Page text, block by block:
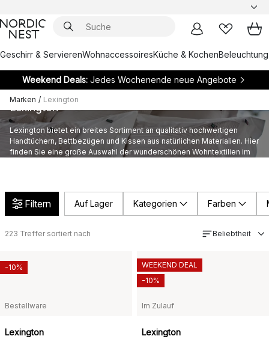
Geschirr & ServierenWohnaccessoiresKüche & KochenBeleuchtung
Weekend Deals:Jedes Wochenende neue Angebote
Marken / Lexington
Lexington
Lexington bietet ein breites Sortiment an qualitativ hochwertigen
Handtüchern, Bettbezügen und Kissen aus natürlichen Materialien. Hier
finden Sie eine große Auswahl der wunderschönen Wohntextilien im
Filtern Auf Lager Kategorien Farben
223 Treffer sortiert nach Beliebtheit
Bestellware
Lexington
-10%
Im Zulauf
Lexington
WEEKEND DEAL
-10%